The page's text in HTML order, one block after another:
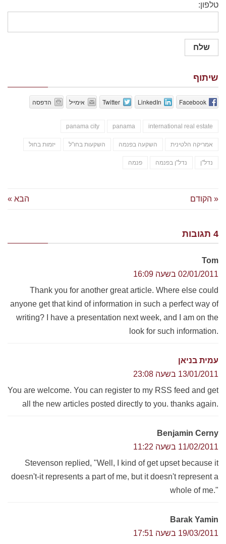
טלפון:
שיתוף
Facebook
LinkedIn
Twitter אימייל הדפסה
international real estate
panama
panama city
אמריקה הלטינית השקעה בפנמה השקעות בחו"ל יזמות בחול
נדל"ן נדל"ן בפנמה פנמה
« הקודם הבא »
4 תגובות
Tom
02/01/2011 בשעה 16:09
Thank you for another great article. Where else could
anyone get that kind of information in such a perfect way of
writing? I have a presentation next week, and I am on the
look for such information.
עמית בניאן
13/01/2011 בשעה 23:08
You are welcome. You can register to my RSS feed and get
all the new articles posted directly to you. thanks again.
Benjamin Cerny
11/02/2011 בשעה 11:22
Stevenson replied, "Well, I kind of get upset because it
doesn't-it represents a part of me, but it doesn't represent a
whole of me."
Barak Yamin
19/03/2011 בשעה 17:51